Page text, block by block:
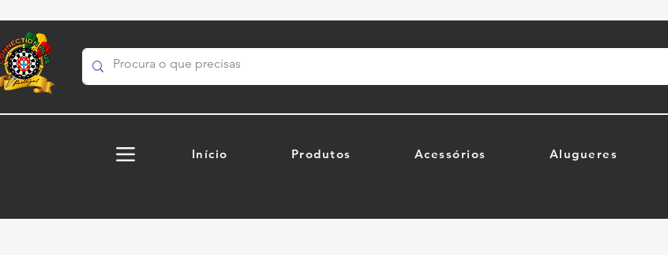
Início Produtos Acessórios Alugueres